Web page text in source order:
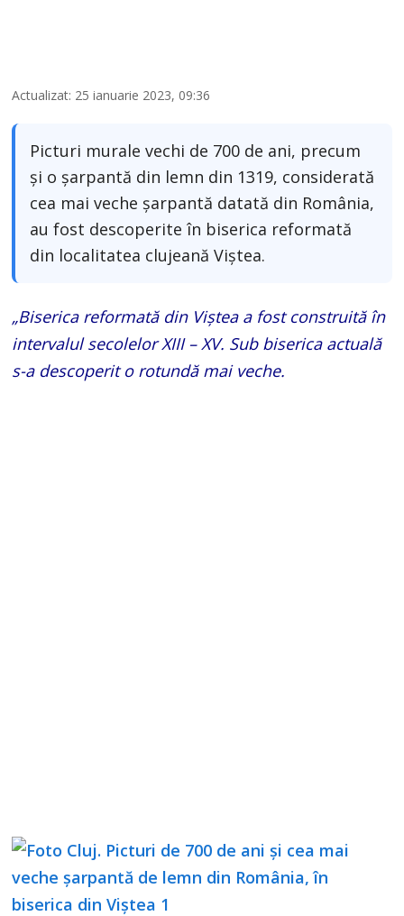
Actualizat: 25 ianuarie 2023, 09:36
Picturi murale vechi de 700 de ani, precum
şi o şarpantă din lemn din 1319, considerată
cea mai veche şarpantă datată din România,
au fost descoperite în biserica reformată
din localitatea clujeană Viștea.
„Biserica reformată din Viştea a fost construită în
intervalul secolelor XIII – XV. Sub biserica actuală
s-a descoperit o rotundă mai veche.